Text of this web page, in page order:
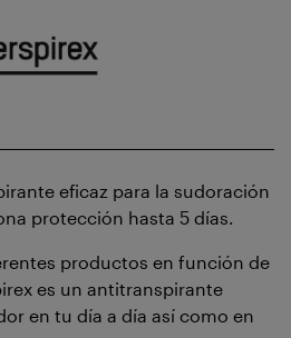
eficaz para la sudoración
protección hasta 5 días.
productos en función de
es un antitranspirante
en tu día a día así como en